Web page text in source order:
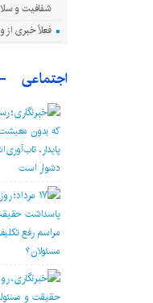
شفافیت و
فعلاً خبری از
اجتماعی